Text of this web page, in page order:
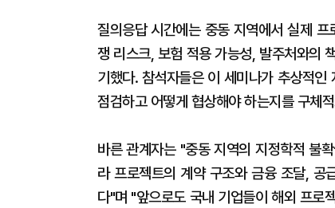
질의응답 시간에는 중동 지역에서 실제
쟁 리스크, 보험 적용 가능성, 발주처와의
기했다. 참석자들은 이 세미나가 추상적
점검하고 어떻게 협상해야 하는지를 구체
바른 관계자는 "중동 지역의 지정학적 불
라 프로젝트의 계약 구조와 금융 조달, 공
다"며 "앞으로도 국내 기업들이 해외 프로